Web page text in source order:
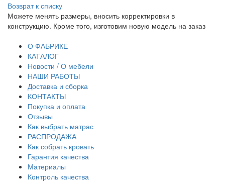
Возврат к списку
Можете менять размеры, вносить корректировки в
конструкцию. Кроме того, изготовим новую модель на заказ
О ФАБРИКЕ
КАТАЛОГ
Новости / О мебели
НАШИ РАБОТЫ
Доставка и сборка
КОНТАКТЫ
Покупка и оплата
Отзывы
Как выбрать матрас
РАСПРОДАЖА
Как собрать кровать
Гарантия качества
Материалы
Контроль качества